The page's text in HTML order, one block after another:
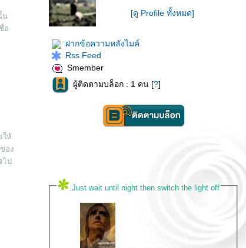
น
อ
ให้
อง
ไป
[ดู Profile ทั้งหมด]
ฝากข้อความหลังไมค์
Rss Feed
Smember
ผู้ติดตามบล็อก : 1 คน [?]
.Just wait until night then switch the light off